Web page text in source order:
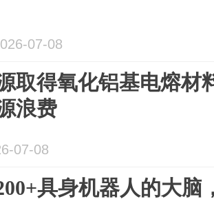
07-08
取得氧化铝基电熔材
浪费
07-08
具身机器人的大脑